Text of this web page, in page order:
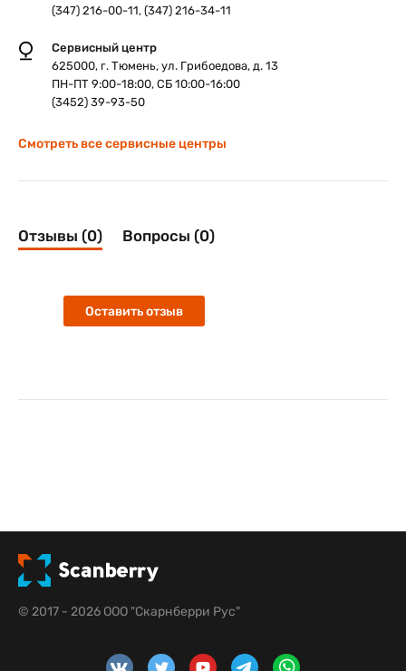
(347) 216-00-11, (347) 216-34-11
Сервисный центр
625000, г. Тюмень, ул. Грибоедова, д. 13
ПН-ПТ 9:00-18:00, СБ 10:00-16:00
(3452) 39-93-50
Смотреть все сервисные центры
Отзывы (0) Вопросы (0)
Оставить отзыв
© 2017 - 2026 ООО "Скарнберри Рус"